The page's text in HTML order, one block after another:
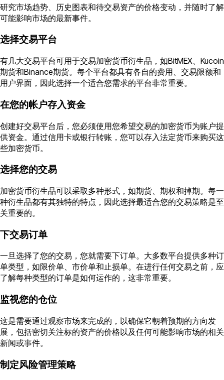
研究市场趋势、历史图表和待交易资产的价格变动，并随时了解
可能影响市场的最新事件。
选择交易平台
有几大交易平台可用于交易加密货币衍生品，如BitMEX、Kucoin
期货和Binance期货。每个平台都具有各自的费用、交易限额和
用户界面，因此选择一个适合您需求的平台非常重要。
在您的帐户存入资金
创建好交易平台后，您必须使用您希望交易的加密货币为账户提
供资金。通过信用卡或银行转账，您可以存入法定货币来购买这
些加密货币。
选择您的交易
加密货币衍生品可以采取多种形式，如期货、期权和掉期。每一
种衍生品都有其独特的特点，因此选择最适合您的交易策略是至
关重要的。
下交易订单
一旦选择了您的交易，您就需要下订单。大多数平台提供多种订
单类型，如限价单、市价单和止损单。在进行任何交易之前，应
了解每种类型的订单是如何运作的，这非常重要。
监视您的仓位
这是需要通过观察市场来完成的，以确保它朝着预期的方向发
展，包括密切关注标的资产的价格以及任何可能影响市场的相关
新闻或事件。
制定风险管理策略